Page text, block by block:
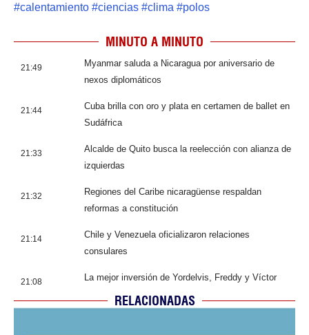
#calentamiento #ciencias #clima #polos
MINUTO A MINUTO
21:49
Myanmar saluda a Nicaragua por aniversario de
nexos diplomáticos
21:44
Cuba brilla con oro y plata en certamen de ballet en
Sudáfrica
21:33
Alcalde de Quito busca la reelección con alianza de
izquierdas
21:32
Regiones del Caribe nicaragüense respaldan
reformas a constitución
21:14
Chile y Venezuela oficializaron relaciones
consulares
21:08 La mejor inversión de Yordelvis, Freddy y Víctor
RELACIONADAS